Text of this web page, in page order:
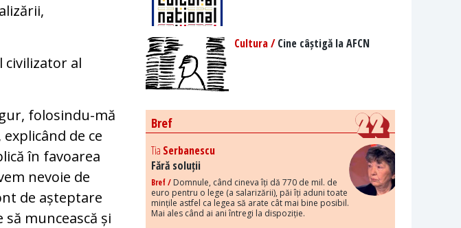
civilizator al
folosindu-mă
de ce
în favoarea
nevoie de
de așteptare
muncească și
Cultura /Cine câștigă la AFCN
Bref
Tia Serbanescu
Fără soluții
Bref / Domnule, când cineva îți dă 770 de mil. de
euro pentru o lege (a salarizării), păi îți aduni toate
mințile astfel ca legea să arate cât mai bine posibil.
Mai ales când ai ani întregi la dispoziție.